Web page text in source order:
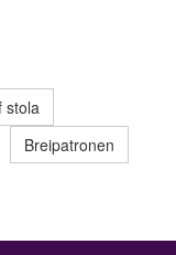
stola
Breipatronen